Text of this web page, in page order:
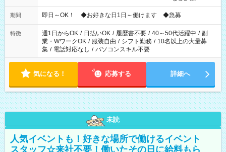
仕事により勤務時間が異なります
期間 即日～OK！ ◆お好きな日1日～働けます ◆急募
特徴 週1日からOK / 日払いOK / 履歴書不要 / 40～50代活躍中 / 副
業・WワークOK / 服装自由 / シフト勤務 / 10名以上の大量募
集 / 電話対応なし / パソコンスキル不要
気になる！ 応募する 詳細へ
未読
人気イベントも！好きな場所で働けるイベント
スタッフ☆来社不要！働いたその日に給料もら